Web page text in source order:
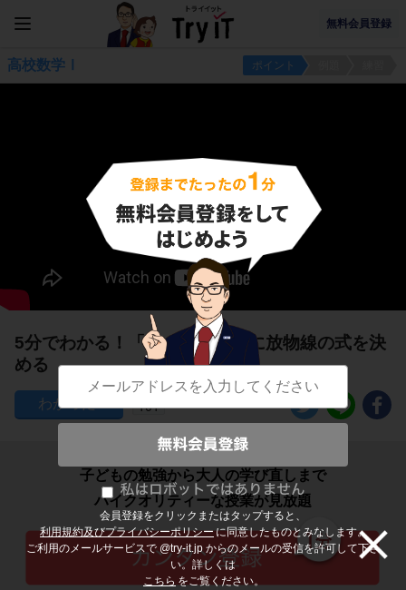
無料会員登録
会員登録をクリックまたはタップすると、
利用規約及びプライバシーポリシーに同意したものとみなします。
ご利用のメールサービスで @try-it.jp からのメールの受信を許可して下さ
い。詳しくは
こちら をご覧ください。
高校数学Ⅰ ポイント
5分でわかる！「軸」をヒントに放物線の式を決
める
101
子どもの勉強から大人の学び直しまで
ハイクオリティーな授業が見放題